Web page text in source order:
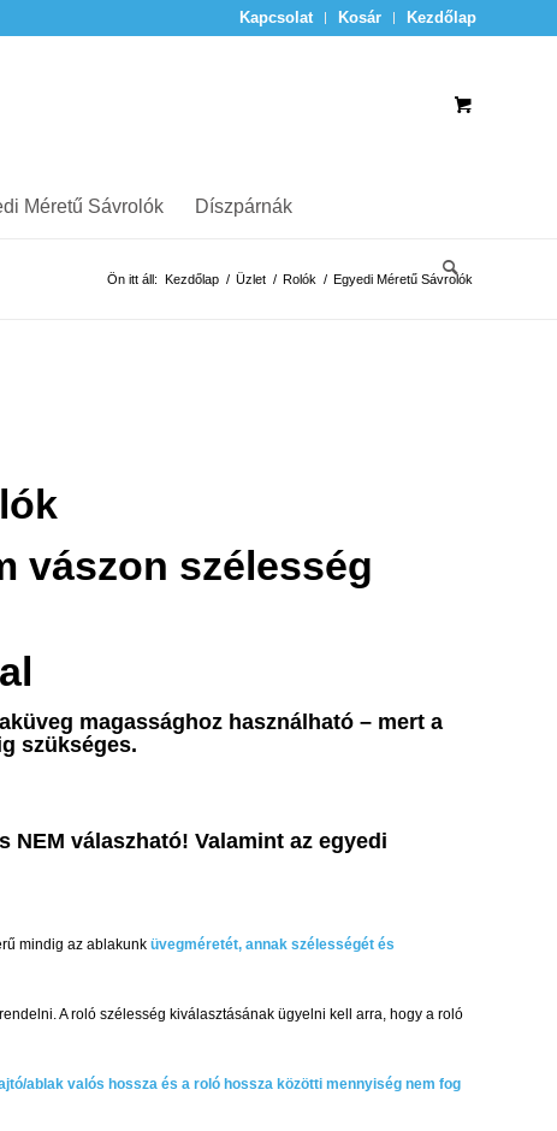
Kapcsolat Kosár Kezdőlap
Méretű Sávrolók Díszpárnák
Ön itt áll: Kezdőlap / Üzlet / Rolók / Egyedi Méretű Sávrolók
vászon szélesség
magassághoz használható – mert a
szükséges.
válaszható! Valamint az egyedi
mindig az ablakunk üvegméretét, annak szélességét és
A roló szélesség kiválasztásának ügyelni kell arra, hogy a roló
ablak valós hossza és a roló hossza közötti mennyiség nem fog